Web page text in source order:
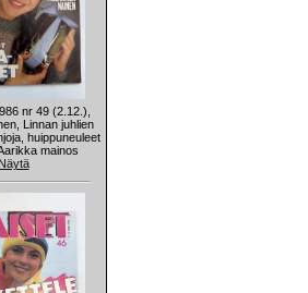
nr 49 (2.12.),
Linnan juhlien
huippuneuleet
mainos
Näytä